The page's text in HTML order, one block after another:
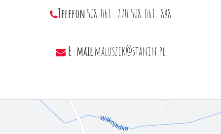
Telefon508-061- 770 508-061- 888
E-mail maluszek@stanin.pl